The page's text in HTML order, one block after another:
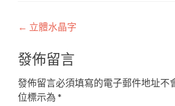
Post
navigation
← 立體水晶字
發佈留言
發佈留言必須填寫的電子郵件地址不
位標示為 *